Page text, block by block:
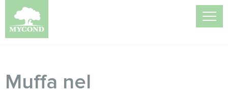
Muffa nel